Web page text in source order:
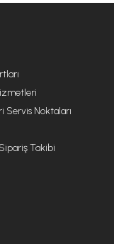
Servis Noktaları
Takibi